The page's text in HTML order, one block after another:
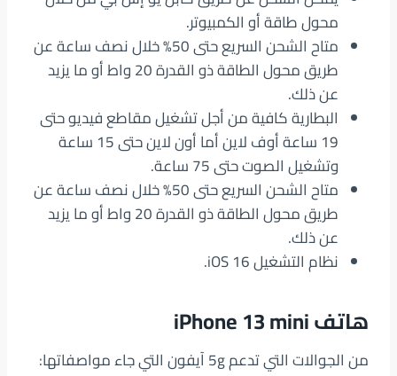
محول طاقة أو الكمبيوتر.
متاح الشحن السريع حتى 50% خلال نصف ساعة عن
طريق محول الطاقة ذو القدرة 20 واط أو ما يزيد
عن ذلك.
البطارية كافية من أجل تشغيل مقاطع فيديو حتى
19 ساعة أوف لاين أما أون لاين حتى 15 ساعة
وتشغيل الصوت حتى 75 ساعة.
متاح الشحن السريع حتى 50% خلال نصف ساعة عن
طريق محول الطاقة ذو القدرة 20 واط أو ما يزيد
عن ذلك.
نظام التشغيل iOS 16‏.
هاتف iPhone 13 mini
من الجوالات التي تدعم 5g آيفون التي جاء مواصفاتها: